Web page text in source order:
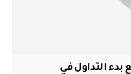
بدء التداول في